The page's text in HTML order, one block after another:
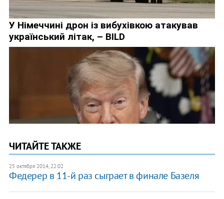
ЧИТАЙТЕ ТАКЖЕ
25 октября 2014, 22:02
Федерер в 11-й раз сыграет в финале Базеля